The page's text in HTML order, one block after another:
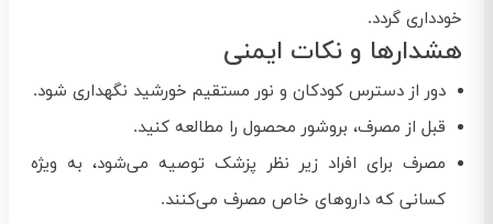
خودداری گردد.
هشدارها و نکات ایمنی
دور از دسترس کودکان و نور مستقیم خورشید نگهداری شود.
قبل از مصرف، بروشور محصول را مطالعه کنید.
مصرف برای افراد زیر نظر پزشک توصیه می‌شود، به ویژه
کسانی که داروهای خاص مصرف می‌کنند.